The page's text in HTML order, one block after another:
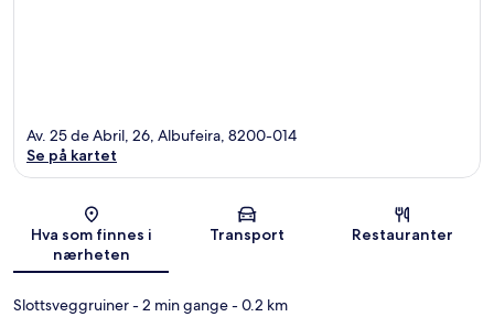
Kart
Av. 25 de Abril, 26, Albufeira, 8200-014
Se på kartet
Hva som finnes i
nærheten
Transport Restauranter
Slottsveggruiner- 2 min gange- 0.2 km